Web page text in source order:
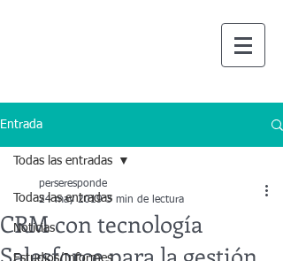
Entrada
Todas las entradas
Noticias
Estudios/Informes
Todas las entradas
CRM con tecnología
perseresponde
24 may 2019 3 min de lectura